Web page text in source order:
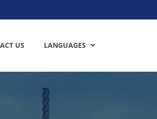
US LANGUAGES